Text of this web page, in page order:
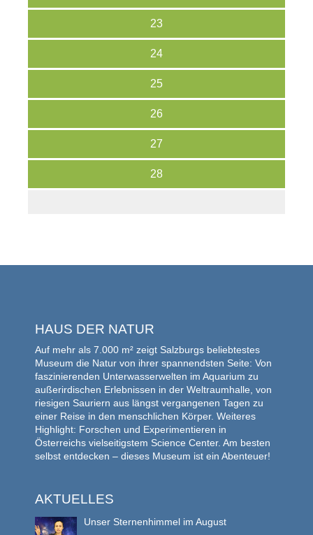
23
24
25
26
27
28
HAUS DER NATUR
Auf mehr als 7.000 m² zeigt Salzburgs beliebtestes
Museum die Natur von ihrer spannendsten Seite: Von
faszinierenden Unterwasserwelten im Aquarium zu
außerirdischen Erlebnissen in der Weltraumhalle, von
riesigen Sauriern aus längst vergangenen Tagen zu
einer Reise in den menschlichen Körper. Weiteres
Highlight: Forschen und Experimentieren in
Österreichs vielseitigstem Science Center. Am besten
selbst entdecken – dieses Museum ist ein Abenteuer!
AKTUELLES
Unser Sternenhimmel im August